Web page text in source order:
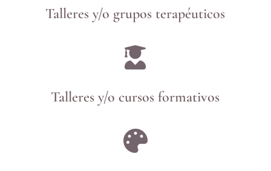
Talleres y/o grupos terapéuticos

Talleres y/o cursos formativos
